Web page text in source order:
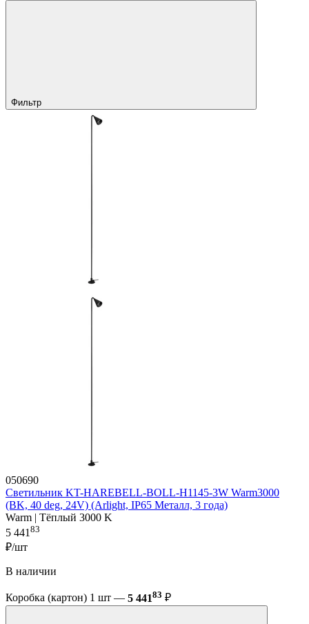
Фильтр
050690
Светильник KT-HAREBELL-BOLL-H1145-3W Warm3000
(BK, 40 deg, 24V) (Arlight, IP65 Металл, 3 года)
Warm | Тёплый 3000 K
5 441 83
₽/шт
В наличии
Коробка (картон) 1 шт — 5 44183 ₽